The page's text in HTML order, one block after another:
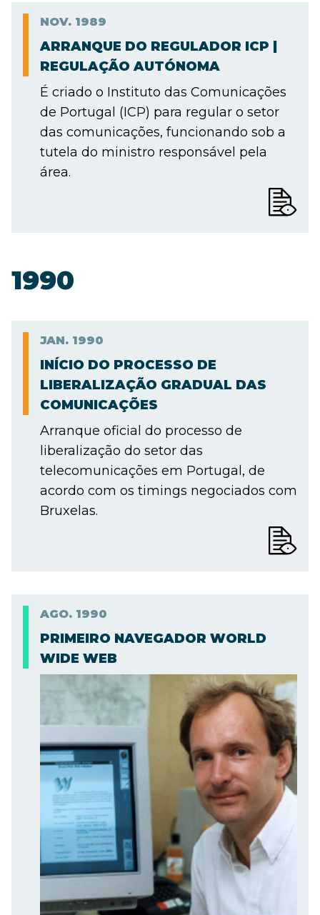
NOV. 1989
ARRANQUE DO REGULADOR ICP |
REGULAÇÃO AUTÓNOMA
É criado o Instituto das Comunicações
de Portugal (ICP) para regular o setor
das comunicações, funcionando sob a
tutela do ministro responsável pela
área.
1990
JAN. 1990
INÍCIO DO PROCESSO DE
LIBERALIZAÇÃO GRADUAL DAS
COMUNICAÇÕES
Arranque oficial do processo de
liberalização do setor das
telecomunicações em Portugal, de
acordo com os timings negociados com
Bruxelas.
AGO. 1990
PRIMEIRO NAVEGADOR WORLD
WIDE WEB